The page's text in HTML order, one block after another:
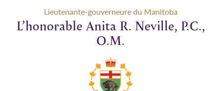
Lieutenante-gouverneure du Manitoba
L’honorable Anita R. Neville, P.C.,
O.M.